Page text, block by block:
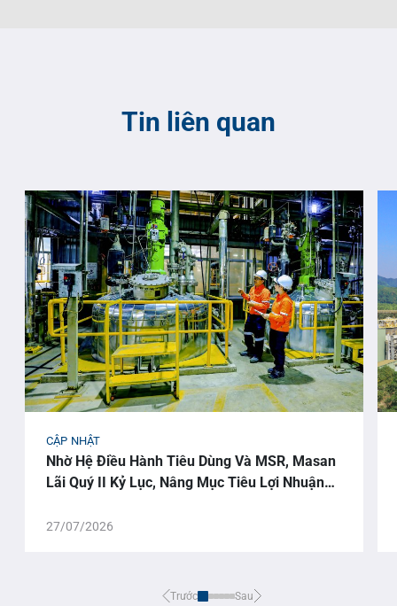
Tin liên quan
CẬP NHẬT
Nhờ Hệ Điều Hành Tiêu Dùng Và MSR, Masan
Lãi Quý II Kỷ Lục, Nâng Mục Tiêu Lợi Nhuận
27/07/2026
Trước Sau